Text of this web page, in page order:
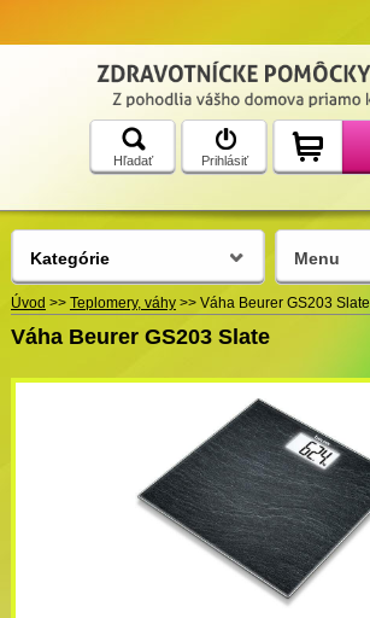
Hľadať Prihlásiť
Úvod >> Teplomery, váhy >> Váha Beurer GS203 Slate
Váha Beurer GS203 Slate
Kategórie Menu